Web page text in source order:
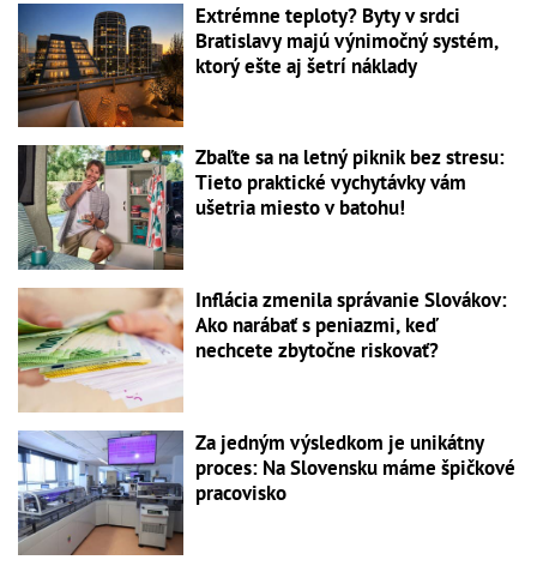
Extrémne teploty? Byty v srdci
Bratislavy majú výnimočný systém,
ktorý ešte aj šetrí náklady
Zbaľte sa na letný piknik bez stresu:
Tieto praktické vychytávky vám
ušetria miesto v batohu!
Inflácia zmenila správanie Slovákov:
Ako narábať s peniazmi, keď
nechcete zbytočne riskovať?
Za jedným výsledkom je unikátny
proces: Na Slovensku máme špičkové
pracovisko